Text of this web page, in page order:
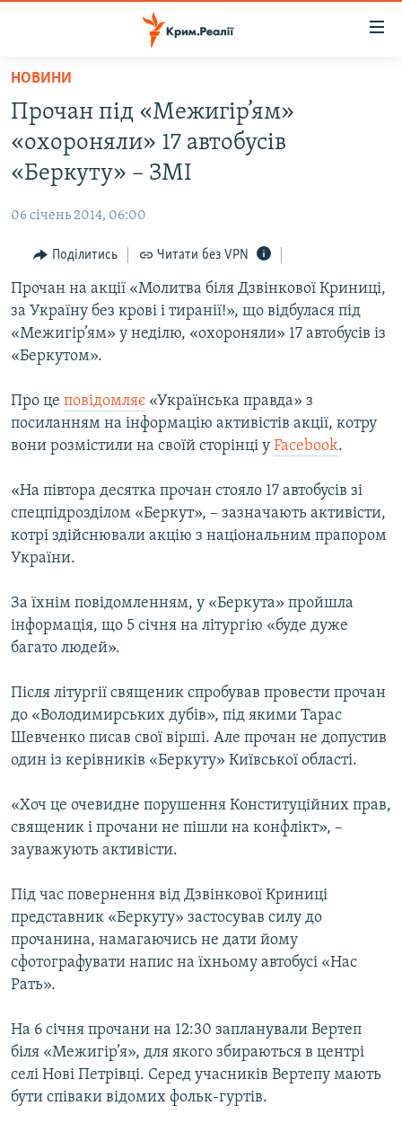
Перейти
основного
матеріалу
Перейти
до
основної
Перейти
пошуку
ВОДА.КРИМ
ВІДЕО ТА ФОТО
БЛОГИ
ПОГЛЯД
ІНТЕРВ'Ю
ВСЕ ЗА ДЕНЬ
СПЕЦПРОЕКТИ
ВІДЕОУРОКИ «ELIFBE»
СВІДЧЕННЯ ОКУПАЦІЇ
УКРАЇНСЬКА ПРОБЛЕМА КРИМУ
ІНФОГРАФІКА
ДОЛУЧАЙСЯ!
Усі сайти RFE/RL
НОВИНИ
Прочан під «Межигір’ям»
«охороняли» 17 автобусів
«Беркуту» – ЗМІ
06 січень 2014, 06:00
Поділитись Читати без VPN
Прочан на акції «Молитва біля Дзвінкової Криниці,
за Україну без крові і тиранії!», що відбулася під
«Межигір’ям» у неділю, «охороняли» 17 автобусів із
«Беркутом».
Про це повідомляє «Українська правда» з
посиланням на інформацію активістів акції, котру
вони розмістили на своїй сторінці у Facebook.
«На півтора десятка прочан стояло 17 автобусів зі
спецпідрозділом «Беркут», – зазначають активісти,
котрі здійснювали акцію з національним прапором
України.
За їхнім повідомленням, у «Беркута» пройшла
інформація, що 5 січня на літургію «буде дуже
багато людей».
Після літургії священик спробував провести прочан
до «Володимирських дубів», під якими Тарас
Шевченко писав свої вірші. Але прочан не допустив
один із керівників «Беркуту» Київської області.
«Хоч це очевидне порушення Конституційних прав,
священик і прочани не пішли на конфлікт», –
зауважують активісти.
Під час повернення від Дзвінкової Криниці
представник «Беркуту» застосував силу до
прочанина, намагаючись не дати йому
сфотографувати напис на їхньому автобусі «Нас
Рать».
На 6 січня прочани на 12:30 запланували Вертеп
біля «Межигір’я», для якого збираються в центрі
селі Нові Петрівці. Серед учасників Вертепу мають
бути співаки відомих фольк-гуртів.